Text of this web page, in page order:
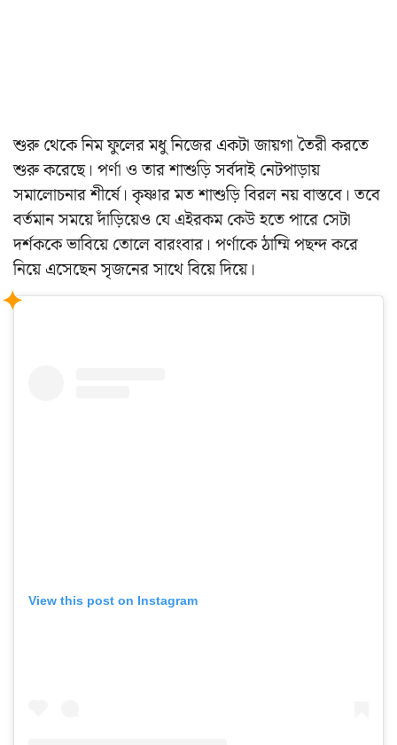
শুরু থেকে নিম ফুলের মধু নিজের একটা জায়গা তৈরী করতে
শুরু করেছে। পর্ণা ও তার শাশুড়ি সর্বদাই নেটপাড়ায়
সমালোচনার শীর্ষে। কৃষ্ণার মত শাশুড়ি বিরল নয় বাস্তবে। তবে
বর্তমান সময়ে দাঁড়িয়েও যে এইরকম কেউ হতে পারে সেটা
দর্শককে ভাবিয়ে তোলে বারংবার। পর্ণাকে ঠাম্মি পছন্দ করে
নিয়ে এসেছেন সৃজনের সাথে বিয়ে দিয়ে।
View this post on Instagram